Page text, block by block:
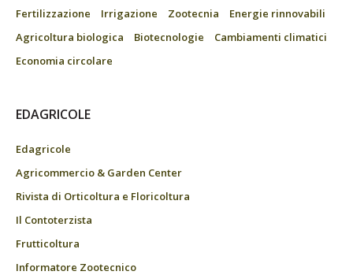
Fertilizzazione
Irrigazione Zootecnia
Energie rinnovabili
Agricoltura biologica
Biotecnologie
Cambiamenti climatici
Economia circolare
EDAGRICOLE
Edagricole
Agricommercio & Garden Center
Rivista di Orticoltura e Floricoltura
Il Contoterzista
Frutticoltura
Informatore Zootecnico